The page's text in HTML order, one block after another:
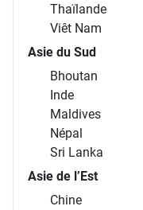
Thaïlande
Viêt Nam
Asie du Sud
Bhoutan
Inde
Maldives
Népal
Sri Lanka
Asie de l’Est
Chine